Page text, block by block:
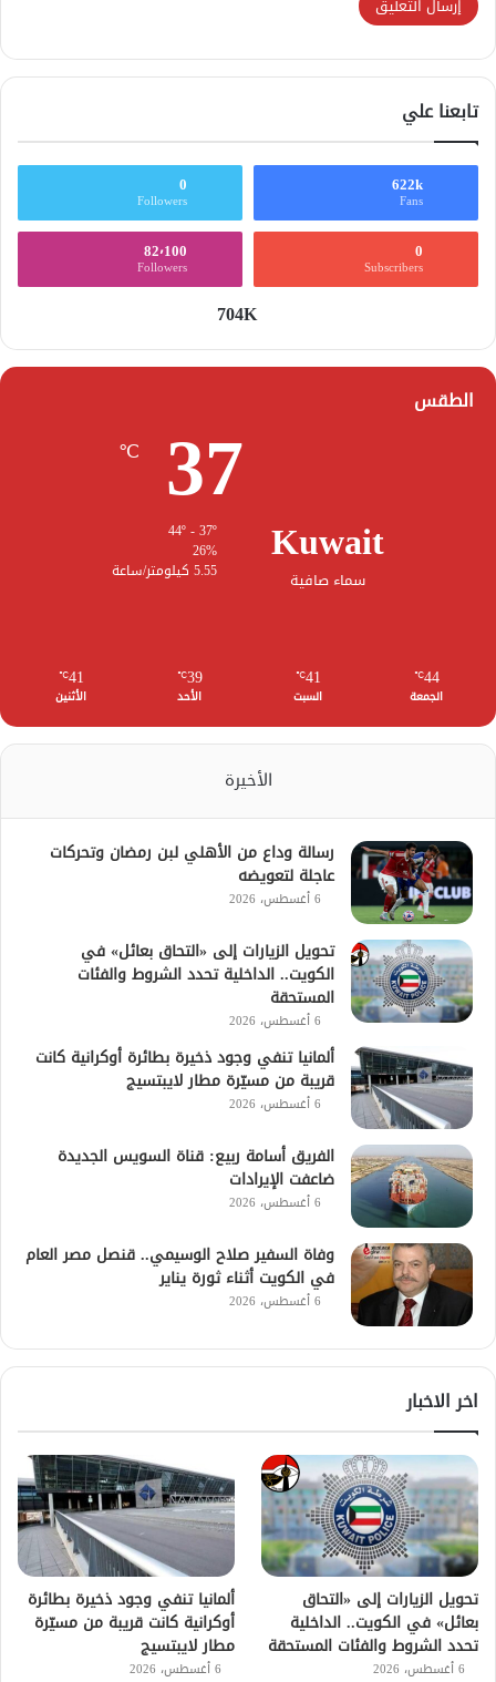
تابعنا علي
622k
Fans
0
Followers
0
Subscribers
82٬100
Followers
704K
الطقس
Kuwait
سماء صافية
37
℃
26%
5.55 كيلومتر/ساعة
44
℃
الجمعة
41
℃
السبت
39
℃
الأحد
41
℃
الأثنين
الأخيرة
رسالة وداع من الأهلي لبن رمضان وتحركات
عاجلة لتعويضه
6 أغسطس، 2026
تحويل الزيارات إلى «التحاق بعائل» في
الكويت.. الداخلية تحدد الشروط والفئات
المستحقة
6 أغسطس، 2026
ألمانيا تنفي وجود ذخيرة بطائرة أوكرانية كانت
قريبة من مسيّرة مطار لايبتسيج
6 أغسطس، 2026
الفريق أسامة ربيع: قناة السويس الجديدة
ضاعفت الإيرادات
6 أغسطس، 2026
وفاة السفير صلاح الوسيمي.. قنصل مصر العام
في الكويت أثناء ثورة يناير
6 أغسطس، 2026
اخر الاخبار
تحويل الزيارات إلى «التحاق
بعائل» في الكويت.. الداخلية
تحدد الشروط والفئات المستحقة
6 أغسطس، 2026
ألمانيا تنفي وجود ذخيرة بطائرة
أوكرانية كانت قريبة من مسيّرة
مطار لايبتسيج
6 أغسطس، 2026